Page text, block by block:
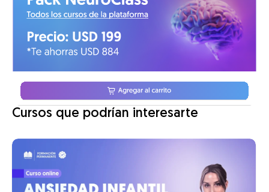
Cursos que podrían interesarte